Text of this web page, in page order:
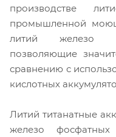
производстве
промышленной
литий железо
позволяющие
сравнению с
кислотных
Литий титанатные
железо